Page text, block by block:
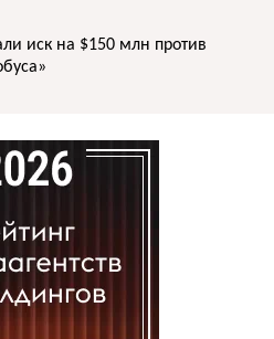
иск на $150 млн против